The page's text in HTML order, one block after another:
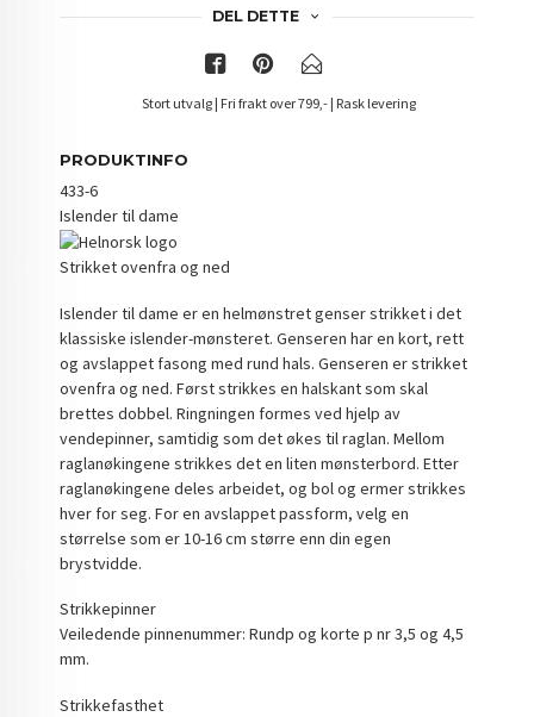
DEL DETTE
Stort utvalg | Fri frakt over 799,- | Rask levering
PRODUKTINFO
433-6
Islender til dame
Strikket ovenfra og ned
Islender til dame er en helmønstret genser strikket i det
klassiske islender-mønsteret. Genseren har en kort, rett
og avslappet fasong med rund hals. Genseren er strikket
ovenfra og ned. Først strikkes en halskant som skal
brettes dobbel. Ringningen formes ved hjelp av
vendepinner, samtidig som det økes til raglan. Mellom
raglanøkingene strikkes det en liten mønsterbord. Etter
raglanøkingene deles arbeidet, og bol og ermer strikkes
hver for seg. For en avslappet passform, velg en
størrelse som er 10-16 cm større enn din egen
brystvidde.
Strikkepinner
Veiledende pinnenummer: Rundp og korte p nr 3,5 og 4,5
mm.
Strikkefasthet